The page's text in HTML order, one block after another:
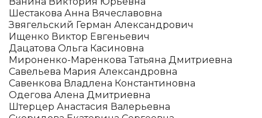
Шестакова Анна Вячеславовна
Звягельский Герман Александрович
Ищенко Виктор Евгеньевич
Дацатова Ольга Касиновна
Мироненко-Маренкова Татьяна Дмитриевна
Савельева Мария Александровна
Савенкова Владлена Константиновна
Одегова Алена Дмитриевна
Штерцер Анастасия Валерьевна